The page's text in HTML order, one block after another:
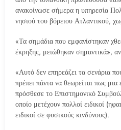
ανακοίνωσε σήμερα η υπηρεσία
νησιού του βόρειου Ατλαντικού,
«Τα σημάδια που εμφανίστηκαν
έκρηξης, μειώθηκαν σημαντικά»,
«Αυτό δεν επηρεάζει τα σενάρια
πρέπει πάντα να θεωρείται πως
πρόσθεσε το Επιστημονικό
οποίο μετέχουν πολλοί ειδικοί
ειδικοί σε φυσικούς κινδύνους).